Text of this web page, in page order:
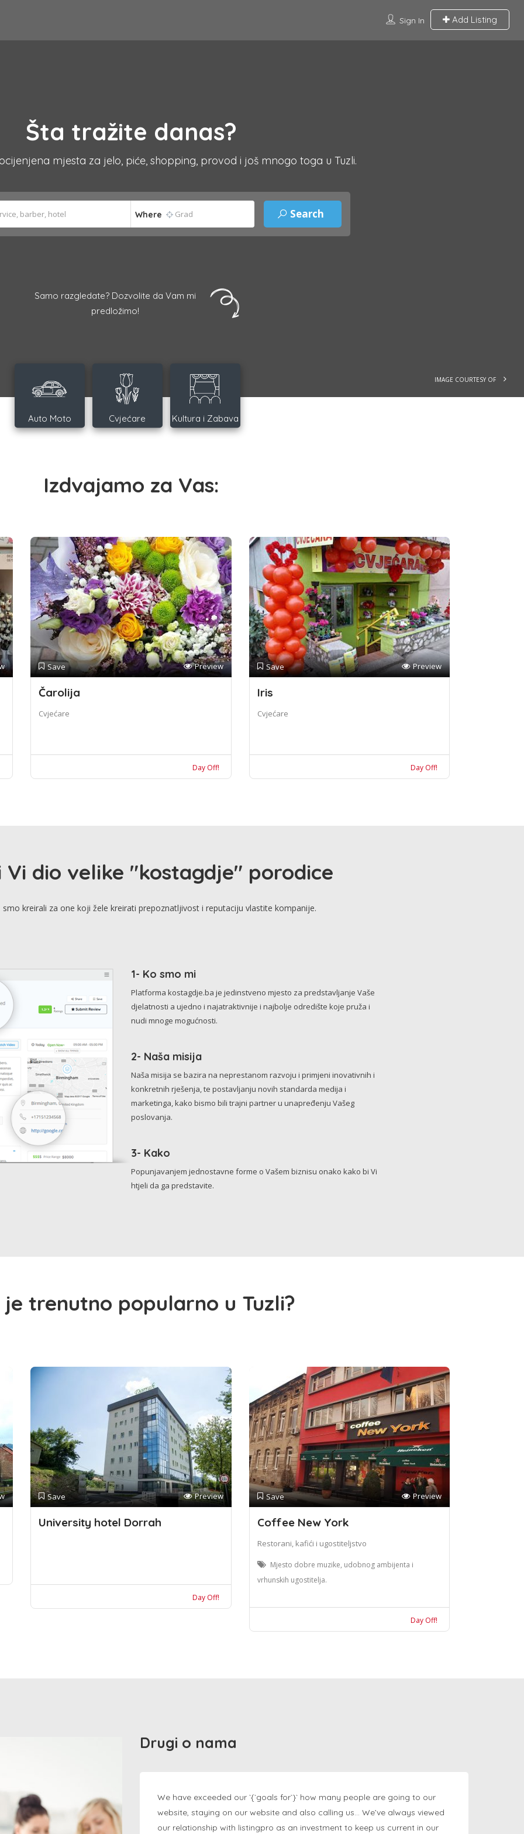
Sign In Add Listing
IMAGE COURTESY OF
Šta tražite danas?
mjesta za jelo, piće, shopping, provod i još mnogo toga u Tuzli.
Where
Samo razgledate? Dozvolite da Vam mi
predložimo!
Auto Moto Cvjećare Kultura i Zabava
Izdvajamo za Vas:
Save Preview
Čarolija
Cvjećare
Day Off!
Save Preview
Iris
Cvjećare
Day Off!
Vi dio velike "kostagdje" porodice
kreirali za one koji žele kreirati prepoznatljivost i reputaciju vlastite kompanije.
1- Ko smo mi
Platforma kostagdje.ba je jedinstveno mjesto za predstavljanje Vaše
djelatnosti a ujedno i najatraktivnije i najbolje odredište koje pruža i
nudi mnoge mogućnosti.
2- Naša misija
Naša misija se bazira na neprestanom razvoju i primjeni inovativnih i
konkretnih rješenja, te postavljanju novih standarda medija i
marketinga, kako bismo bili trajni partner u unapređenju Vašeg
poslovanja.
3- Kako
Popunjavanjem jednostavne forme o Vašem biznisu onako kako bi Vi
htjeli da ga predstavite.
je trenutno popularno u Tuzli?
Save Preview
University hotel Dorrah
Day Off!
Save Preview
Coffee New York
Restorani, kafići i ugostiteljstvo
Mjesto dobre muzike, udobnog ambijenta i
vrhunskih ugostitelja.
Day Off!
Drugi o nama
We have exceeded our `{`goals for`}` how many people are going to our
website, staying on our website and also calling us… We’ve always viewed
our relationship with listingpro as an investment to keep us current in our